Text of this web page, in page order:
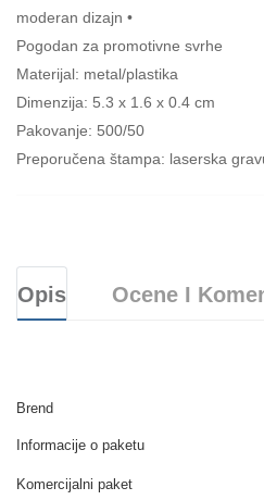
moderan dizajn •
Pogodan za promotivne svrhe
Materijal: metal/plastika
Dimenzija: 5.3 x 1.6 x 0.4 cm
Pakovanje: 500/50
Preporučena štampa: laserska
Opis Ocene I
Brend
Informacije o paketu
Komercijalni paket